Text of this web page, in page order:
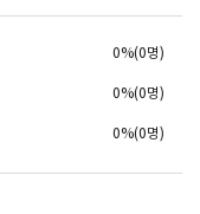
0%(0명)
0%(0명)
0%(0명)